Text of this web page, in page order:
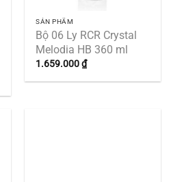
SẢN PHẨM
Bộ 06 Ly RCR Crystal
Melodia HB 360 ml
1.659.000₫